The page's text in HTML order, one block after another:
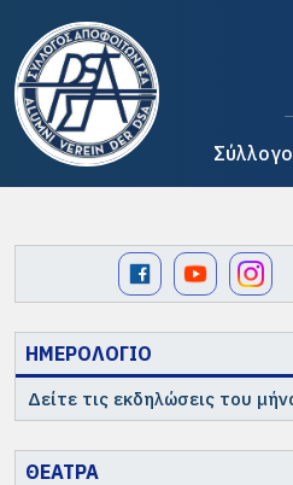
ΗΜΕΡΟΛΟΓΙΟ
Δείτε τις εκδηλώσεις του
ΘΕΑΤΡΑ